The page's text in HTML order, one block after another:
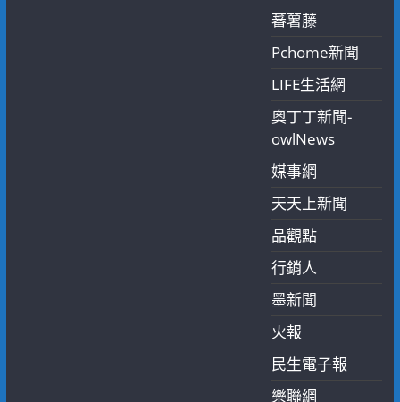
蕃薯藤
Pchome新聞
LIFE生活網
奧丁丁新聞-
owlNews
媒事網
天天上新聞
品觀點
行銷人
墨新聞
火報
民生電子報
樂聯網